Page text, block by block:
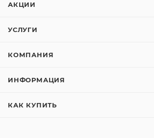
АКЦИИ
УСЛУГИ
КОМПАНИЯ
ИНФОРМАЦИЯ
КАК КУПИТЬ